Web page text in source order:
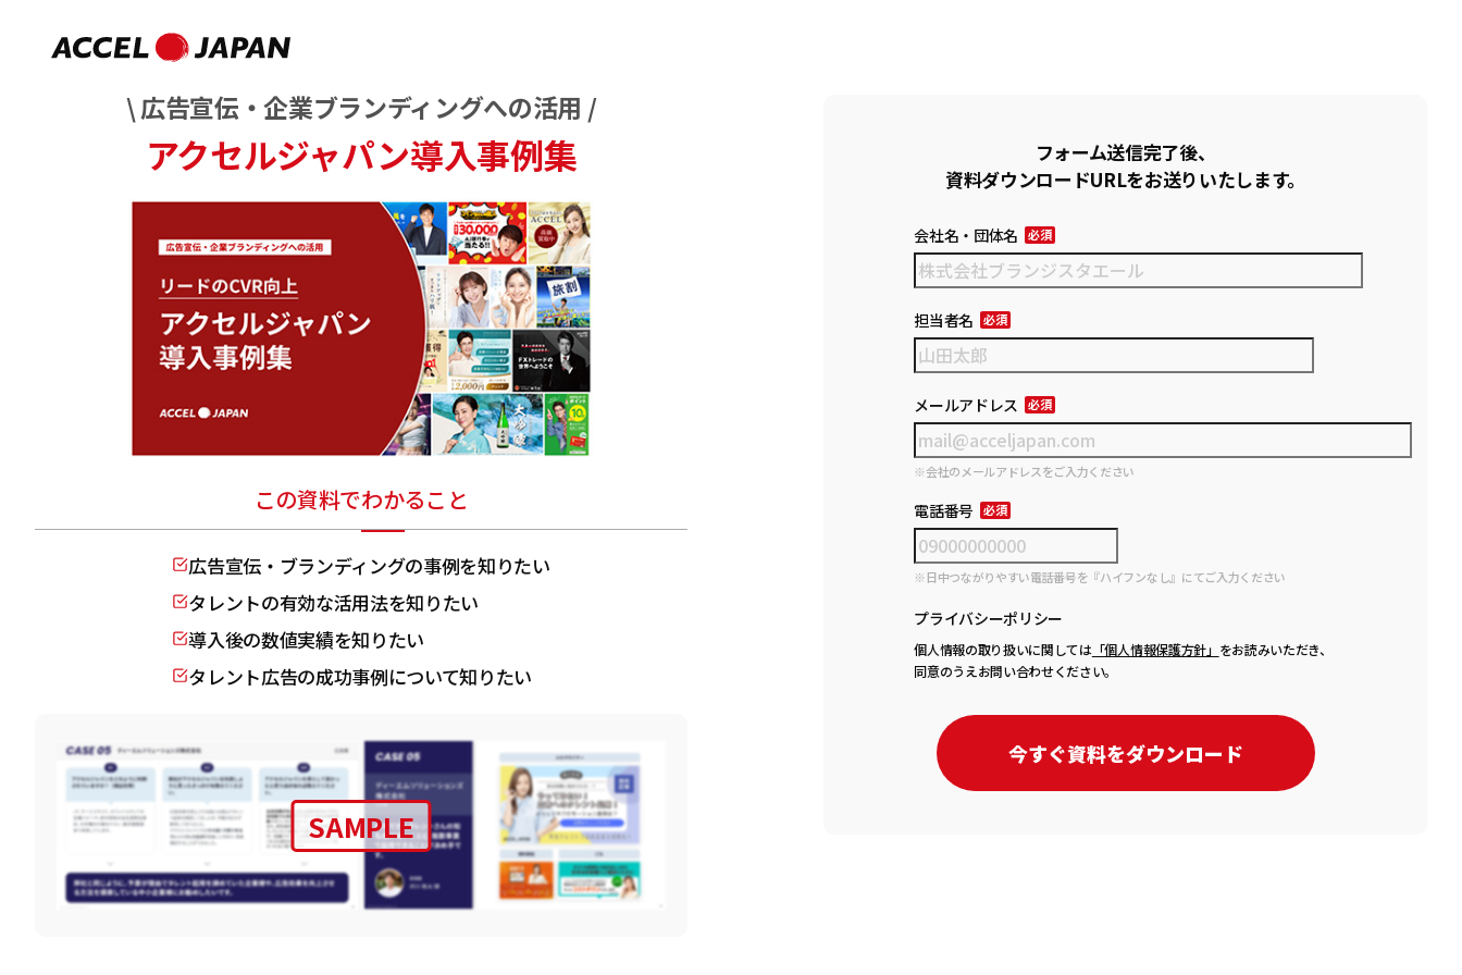
\ 広告宣伝・企業ブランディングへの活用 /
アクセルジャパン導入事例集
この資料でわかること
広告宣伝・ブランディングの事例を知りたい
タレントの有効な活用法を知りたい
導入後の数値実績を知りたい
タレント広告の成功事例について知りたい
SAMPLE
フォーム送信完了後、
資料ダウンロードURLをお送りいたします。
会社名・団体名
担当者名
メールアドレス
※会社のメールアドレスをご入力ください
電話番号
※日中つながりやすい電話番号を『ハイフンなし』にてご入力ください
プライバシーポリシー
個人情報の取り扱いに関しては「個人情報保護方針」 をお読みいただき、
同意のうえお問い合わせください。